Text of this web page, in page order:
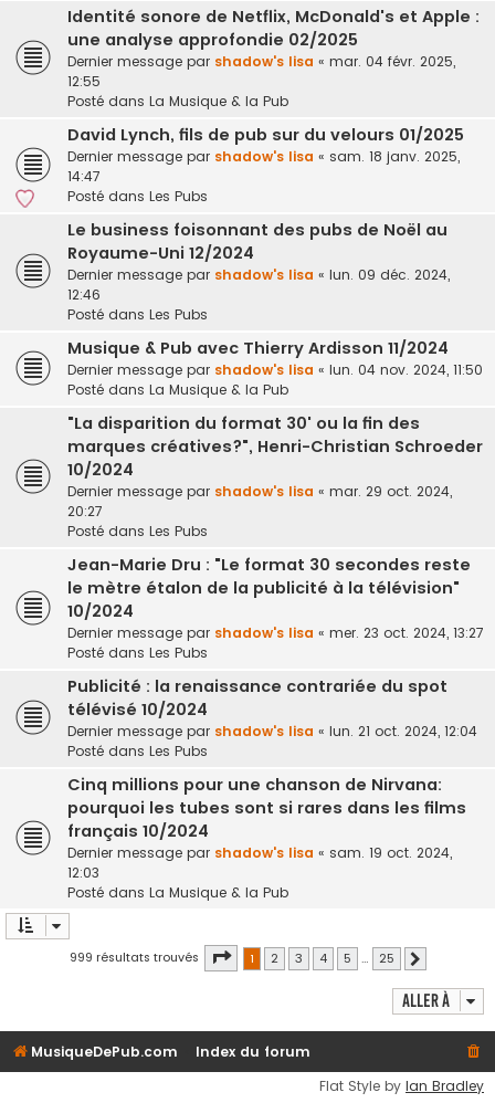
Identité sonore de Netflix, McDonald's et Apple :
une analyse approfondie 02/2025
Dernier message par shadow's lisa « mar. 04 févr. 2025,
12:55
Posté dans La Musique & la Pub
David Lynch, fils de pub sur du velours 01/2025
Dernier message par shadow's lisa « sam. 18 janv. 2025,
14:47
Posté dans Les Pubs
Le business foisonnant des pubs de Noël au
Royaume-Uni 12/2024
Dernier message par shadow's lisa « lun. 09 déc. 2024,
12:46
Posté dans Les Pubs
Musique & Pub avec Thierry Ardisson 11/2024
Dernier message par shadow's lisa « lun. 04 nov. 2024, 11:50
Posté dans La Musique & la Pub
"La disparition du format 30' ou la fin des
marques créatives?", Henri-Christian Schroeder
10/2024
Dernier message par shadow's lisa « mar. 29 oct. 2024,
20:27
Posté dans Les Pubs
Jean-Marie Dru : "Le format 30 secondes reste
le mètre étalon de la publicité à la télévision"
10/2024
Dernier message par shadow's lisa « mer. 23 oct. 2024, 13:27
Posté dans Les Pubs
Publicité : la renaissance contrariée du spot
télévisé 10/2024
Dernier message par shadow's lisa « lun. 21 oct. 2024, 12:04
Posté dans Les Pubs
Cinq millions pour une chanson de Nirvana:
pourquoi les tubes sont si rares dans les films
français 10/2024
Dernier message par shadow's lisa « sam. 19 oct. 2024,
12:03
Posté dans La Musique & la Pub
999 résultats trouvés Page 1sur25
1 2 3 4 5 … 25
Aller à
MusiqueDePub.com
Index du forum
Flat Style by Ian Bradley